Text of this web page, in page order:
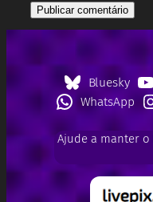
Bluesky
WhatsApp
Ajude a manter o